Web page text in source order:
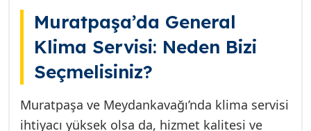
tekrar devreye girmesi geçici bir çözümden
öteye gitmeyecektir. Eğer Antalya Geneli
bölgesinde hizmet arıyorsanız, çözüm
ortağımız Antalya Klima Teknik ile iletişime
geçebilirsiniz.
Muratpaşa’da General
Klima Servisi: Neden Bizi
Seçmelisiniz?
Muratpaşa ve Meydankavağı’nda klima servisi
ihtiyacı yüksek olsa da, hizmet kalitesi ve